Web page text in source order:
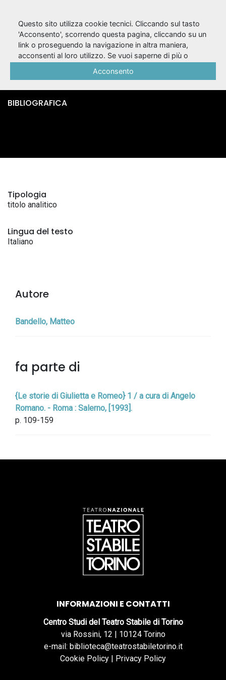
Giulietta e Romeo /
Matteo Bandello
BIBLIOGRAFICA
Tipologia
titolo analitico
Lingua del testo
Italiano
Autore
Bandello, Matteo
fa parte di
{Le storie di Giulietta e Romeo} 1 / a cura di Angelo
Romano. - Roma : Salerno, [1993].
p. 109-159
INFORMAZIONI E CONTATTI
Centro Studi del Teatro Stabile di Torino
via Rossini, 12 | 10124 Torino
e-mail: biblioteca@teatrostabiletorino.it
Cookie Policy | Privacy Policy
Questo sito utilizza cookie tecnici. Cliccando sul tasto
'Acconsento', scorrendo questa pagina, cliccando su un
link o proseguendo la navigazione in altra maniera,
acconsenti al loro utilizzo. Se vuoi saperne di più o
Acconsento